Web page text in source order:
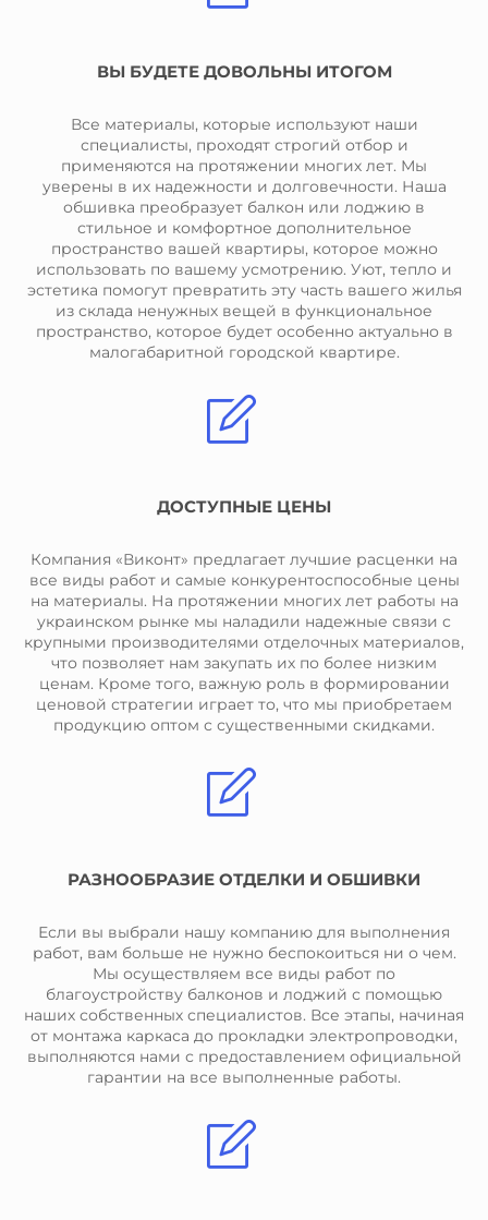
ВЫ БУДЕТЕ ДОВОЛЬНЫ ИТОГОМ
Все материалы, которые используют наши
специалисты, проходят строгий отбор и
применяются на протяжении многих лет. Мы
уверены в их надежности и долговечности. Наша
обшивка преобразует балкон или лоджию в
стильное и комфортное дополнительное
пространство вашей квартиры, которое можно
использовать по вашему усмотрению. Уют, тепло и
эстетика помогут превратить эту часть вашего жилья
из склада ненужных вещей в функциональное
пространство, которое будет особенно актуально в
малогабаритной городской квартире.
ДОСТУПНЫЕ ЦЕНЫ
Компания «Виконт» предлагает лучшие расценки на
все виды работ и самые конкурентоспособные цены
на материалы. На протяжении многих лет работы на
украинском рынке мы наладили надежные связи с
крупными производителями отделочных материалов,
что позволяет нам закупать их по более низким
ценам. Кроме того, важную роль в формировании
ценовой стратегии играет то, что мы приобретаем
продукцию оптом с существенными скидками.
РАЗНООБРАЗИЕ ОТДЕЛКИ И ОБШИВКИ
Если вы выбрали нашу компанию для выполнения
работ, вам больше не нужно беспокоиться ни о чем.
Мы осуществляем все виды работ по
благоустройству балконов и лоджий с помощью
наших собственных специалистов. Все этапы, начиная
от монтажа каркаса до прокладки электропроводки,
выполняются нами с предоставлением официальной
гарантии на все выполненные работы.